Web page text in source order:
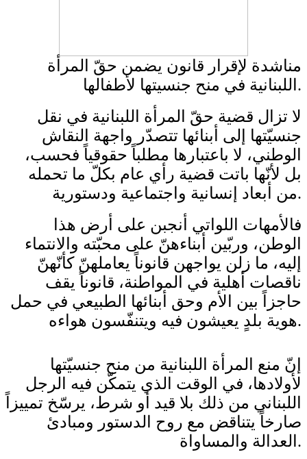
مناشدة لإقرار قانون يضمن حقّ المرأة
اللبنانية في منح جنسيتها لأطفالها.
لا تزال قضية حقّ المرأة اللبنانية في نقل
جنسيّتها إلى أبنائها تتصدّر واجهة النقاش
الوطني، لا باعتبارها مطلباً حقوقياً فحسب،
بل لأنّها باتت قضية رأي عام بكلّ ما تحمله
من أبعاد إنسانية واجتماعية ودستورية.
فالأمهات اللواتي أنجبن على أرض هذا
الوطن، وربّين أبناءهنّ على محبّته والانتماء
إليه، ما زلن يواجهن قانوناً يعاملهنّ كأنّهنّ
ناقصات أهلية في المواطنة، قانوناً يقف
حاجزاً بين الأم وحق أبنائها الطبيعي في حمل
هوية بلدٍ يعيشون فيه ويتنفّسون هواءه.
إنّ منع المرأة اللبنانية من منح جنسيّتها
لأولادها، في الوقت الذي يتمكّن فيه الرجل
اللبناني من ذلك بلا قيد أو شرط، يرسّخ تمييزاً
صارخاً يتناقض مع روح الدستور ومبادئ
العدالة والمساواة.